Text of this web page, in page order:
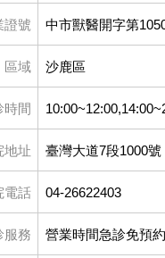
證號 中市獸醫開字第
區域 沙鹿區
時間
地址 臺灣大道7段1000號
電話 04-26622403
服務 營業時間急診免預約